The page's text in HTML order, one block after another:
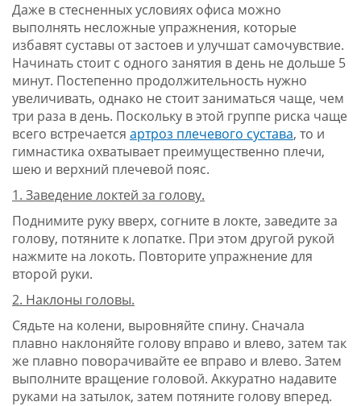
Даже в стесненных условиях офиса можно
выполнять несложные упражнения, которые
избавят суставы от застоев и улучшат самочувствие.
Начинать стоит с одного занятия в день не дольше 5
минут. Постепенно продолжительность нужно
увеличивать, однако не стоит заниматься чаще, чем
три раза в день. Поскольку в этой группе риска чаще
всего встречается артроз плечевого сустава, то и
гимнастика охватывает преимущественно плечи,
шею и верхний плечевой пояс.
1. Заведение локтей за голову.
Поднимите руку вверх, согните в локте, заведите за
голову, потяните к лопатке. При этом другой рукой
нажмите на локоть. Повторите упражнение для
второй руки.
2. Наклоны головы.
Сядьте на колени, выровняйте спину. Сначала
плавно наклоняйте голову вправо и влево, затем так
же плавно поворачивайте ее вправо и влево. Затем
выполните вращение головой. Аккуратно надавите
руками на затылок, затем потяните голову вперед.